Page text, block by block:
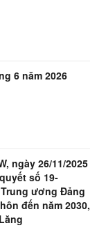
6 năm 2026
ngày 26/11/2025
số 19-
Trung ương Đảng
đến năm 2030,